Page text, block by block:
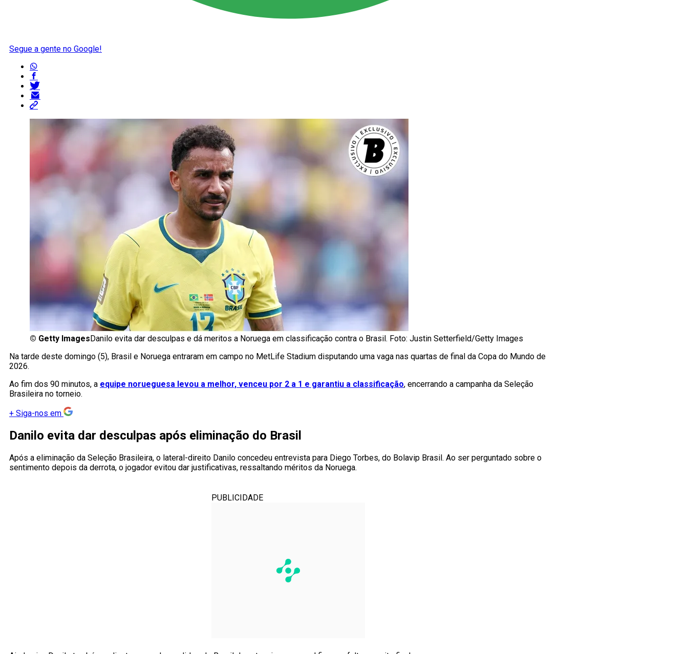
Segue a gente no Google!
© Getty Images Danilo evita dar desculpas e dá meritos a Noruega em classificação contra o Brasil. Foto: Justin Setterfield/Getty Images
Na tarde deste domingo (5), Brasil e Noruega entraram em campo no MetLife Stadium disputando uma vaga nas quartas de final da Copa do Mundo de
2026.
Ao fim dos 90 minutos, a equipe norueguesa levou a melhor, venceu por 2 a 1 e garantiu a classificação, encerrando a campanha da Seleção
Brasileira no torneio.
+ Siga-nos em
Danilo evita dar desculpas após eliminação do Brasil
Após a eliminação da Seleção Brasileira, o lateral-direito Danilo concedeu entrevista para Diego Torbes, do Bolavip Brasil. Ao ser perguntado sobre o
sentimento depois da derrota, o jogador evitou dar justificativas, ressaltando méritos da Noruega.
PUBLICIDADE